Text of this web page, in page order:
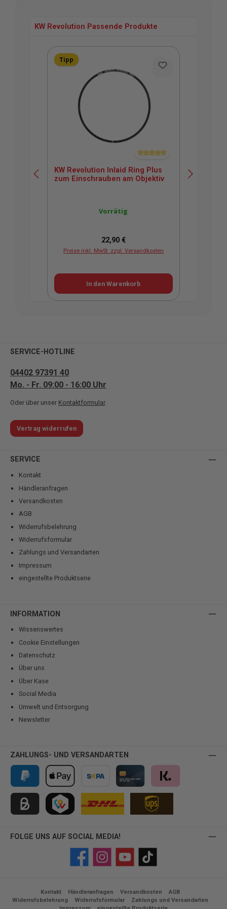
KW Revolution Passende Produkte
Produktgalerie überspringen
Tipp
KW Revolution Inlaid Ring Plus
zum Einschrauben am Objektiv
Vorrätig
Regulärer Preis:
22,90 €
Preise inkl. MwSt. zzgl. Versandkosten
In den Warenkorb
SERVICE-HOTLINE
04402 97391 40
Mo. - Fr. 09:00 - 16:00 Uhr
Oder über unser Kontaktformular.
Vertrag widerrufen
SERVICE
Kontakt
Händleranfragen
Versandkosten
AGB
Widerrufsbelehrung
Widerrufsformular
Zahlungs und Versandarten
Impressum
eingestellte Produktserie
INFORMATION
Wissenswertes
Cookie Einstellungen
Datenschutz
Über uns
Über Kase
Social Media
Umwelt und Entsorgung
Newsletter
ZAHLUNGS- UND VERSANDARTEN
PayPal Apple Pay Vorkasse Kreditkarte Klarna
FOLGE UNS AUF SOCIAL MEDIA!
FacebookInstagramYouTube TikTok
Kontakt Händleranfragen Versandkosten
AGB
Widerrufsbelehrung
Widerrufsformular
Zahlungs und Versandarten